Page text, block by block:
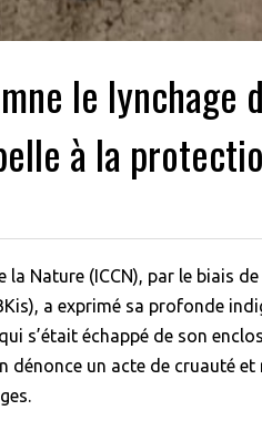
le lynchage
à la
Nature (ICCN), par le biais
a exprimé sa profonde
s’était échappé de son
dénonce un acte de cruauté